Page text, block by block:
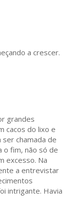
a crescer.
grandes
cacos do lixo e
chamada de
o fim, não só de
excesso. Na
a entrevistar
intrigante. Havia